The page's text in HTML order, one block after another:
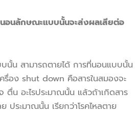
นอนลักษณะแบบนั้นจะส่งผลเสียต่อ
นั้น สามารถตายได้ การที่นอนแบบนั้น
รื่อง shut down คือสารในสมองจะ
ตื่น อะไรประมาณนั้น แล้วถ้าเกิดสาร
ประมาณนั้น เรียกว่าโรคไหลตาย